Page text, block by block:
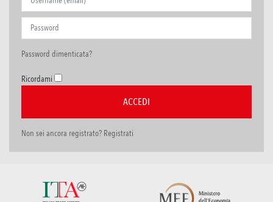
Password dimenticata?
Ricordami
Non sei ancora registrato? Registrati